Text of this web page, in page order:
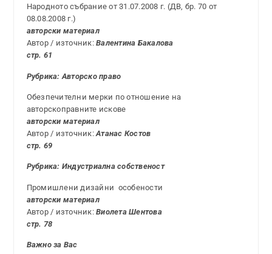
Народното събрание от 31.07.2008 г. (ДВ, бр. 70 от
08.08.2008 г.)
авторски материал
Автор / източник:Валентина Бакалова
стр. 61
Рубрика: Авторско право
Обезпечителни мерки по отношение на
авторскоправните искове
авторски материал
Автор / източник:Атанас Костов
стр. 69
Рубрика: Индустриална собственост
Промишлени дизайни ­ особености
авторски материал
Автор / източник:Виолета Шентова
стр. 78
Важно за Вас